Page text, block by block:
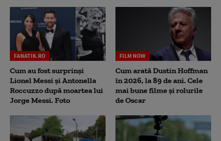
FANATIK.RO
Cum au fost surprinși
Lionel Messi și Antonella
Roccuzzo după moartea lui
Jorge Messi. Foto
FILM NOW
Cum arată Dustin Hoffman
în 2026, la 89 de ani. Cele
mai bune filme și rolurile
de Oscar